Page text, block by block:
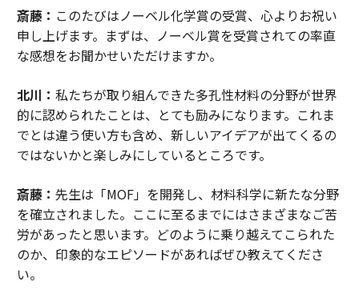
斎藤： このたびはノーベル化学賞の受賞、心よりお祝い
申し上げます。まずは、ノーベル賞を受賞されての率直
な感想をお聞かせいただけますか。
北川： 私たちが取り組んできた多孔性材料の分野が世界
的に認められたことは、とても励みになります。これま
でとは違う使い方も含め、新しいアイデアが出てくるの
ではないかと楽しみにしているところです。
斎藤： 先生は「MOF」を開発し、材料科学に新たな分野
を確立されました。ここに至るまでにはさまざまなご苦
労があったと思います。どのように乗り越えてこられた
のか、印象的なエピソードがあればぜひ教えてくださ
い。